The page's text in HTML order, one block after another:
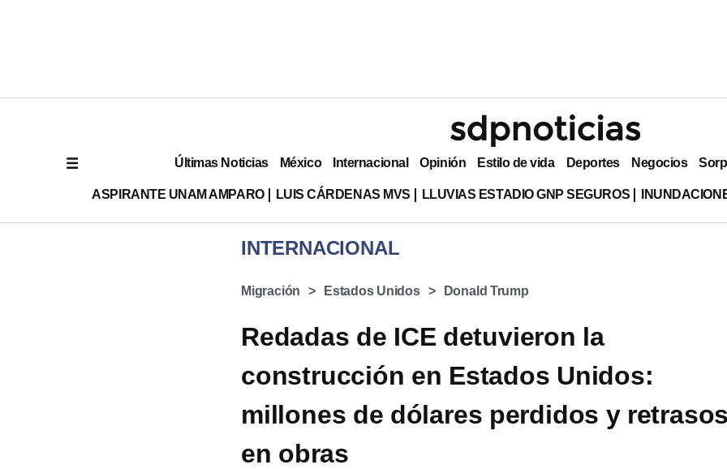
Últimas Noticias México Internacional Opinión Estilo de vida Deportes Negocios
ASPIRANTE UNAM AMPARO LUIS CÁRDENAS MVS LLUVIAS ESTADIO GNP SEGUROS
INTERNACIONAL
Migración Estados Unidos Donald Trump
Redadas de ICE detuvieron la
construcción en Estados Unidos:
millones de dólares perdidos y retrasos
en obras